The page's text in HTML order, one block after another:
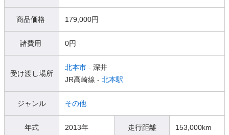
商品価格 179,000円
諸費用 0円
受け渡し場所
北本市 - 深井
JR高崎線 - 北本駅
ジャンル その他
年式 2013年 走行距離 153,000km